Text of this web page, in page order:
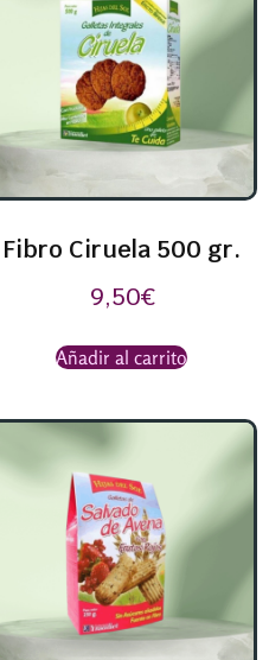
Fibro Ciruela 500 gr.
9,50€
Añadir al carrito